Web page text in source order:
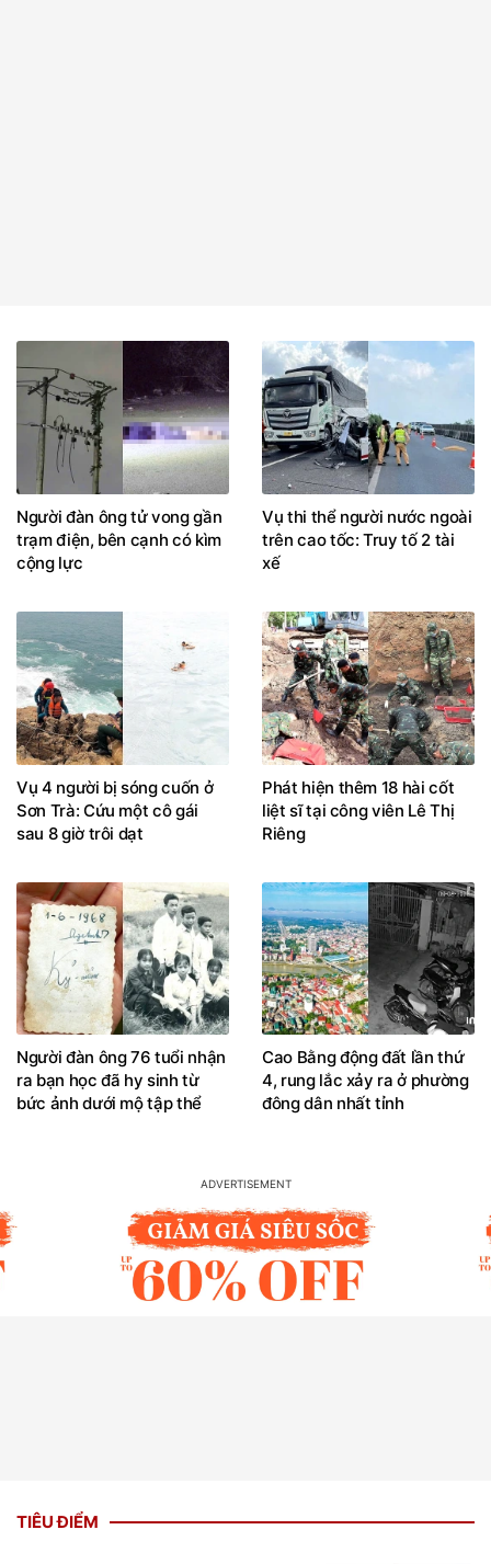
Người đàn ông tử vong gần
trạm điện, bên cạnh có kìm
cộng lực
Vụ thi thể người nước ngoài
trên cao tốc: Truy tố 2 tài
xế
Vụ 4 người bị sóng cuốn ở
Sơn Trà: Cứu một cô gái
sau 8 giờ trôi dạt
Phát hiện thêm 18 hài cốt
liệt sĩ tại công viên Lê Thị
Riêng
Người đàn ông 76 tuổi nhận
ra bạn học đã hy sinh từ
bức ảnh dưới mộ tập thể
Cao Bằng động đất lần thứ
4, rung lắc xảy ra ở phường
đông dân nhất tỉnh
TIÊU ĐIỂM